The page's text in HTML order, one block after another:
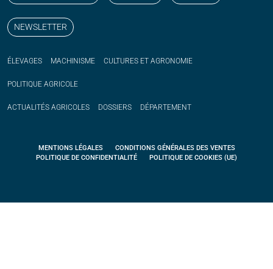
NEWSLETTER
ÉLEVAGES MACHINISME CULTURES ET AGRONOMIE
POLITIQUE AGRICOLE
ACTUALITÉS AGRICOLES DOSSIERS DÉPARTEMENT
MENTIONS LÉGALES
CONDITIONS GÉNÉRALES DES VENTES
POLITIQUE DE CONFIDENTIALITÉ
POLITIQUE DE COOKIES (UE)